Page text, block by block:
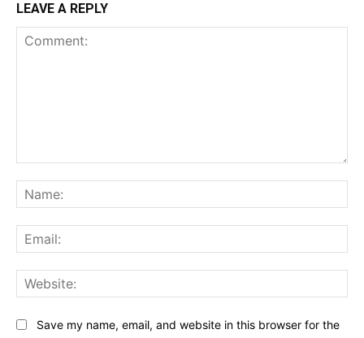
LEAVE A REPLY
Save my name, email, and website in this browser for the